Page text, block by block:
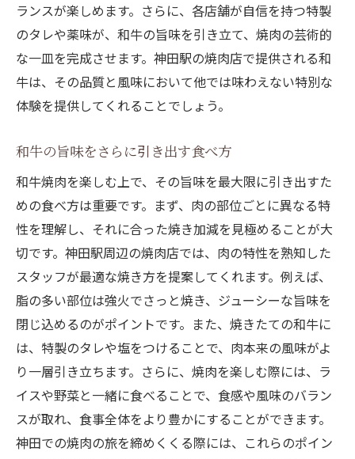
ランスが楽しめます。さらに、各店舗が自信を持つ特製
のタレや薬味が、和牛の旨味を引き立て、焼肉の芸術的
な一皿を完成させます。神田駅の焼肉店で提供される和
牛は、その品質と風味において他では味わえない特別な
体験を提供してくれることでしょう。
和牛の旨味をさらに引き出す食べ方
和牛焼肉を楽しむ上で、その旨味を最大限に引き出すた
めの食べ方は重要です。まず、肉の部位ごとに異なる特
性を理解し、それに合った焼き加減を見極めることが大
切です。神田駅周辺の焼肉店では、肉の特性を熟知した
スタッフが最適な焼き方を提案してくれます。例えば、
脂の多い部位は強火でさっと焼き、ジューシーな旨味を
閉じ込めるのがポイントです。また、焼きたての和牛に
は、特製のタレや塩をつけることで、肉本来の風味がよ
り一層引き立ちます。さらに、焼肉を楽しむ際には、ラ
イスや野菜と一緒に食べることで、食感や風味のバラン
スが取れ、食事全体をより豊かにすることができます。
神田での焼肉の旅を締めくくる際には、これらのポイン